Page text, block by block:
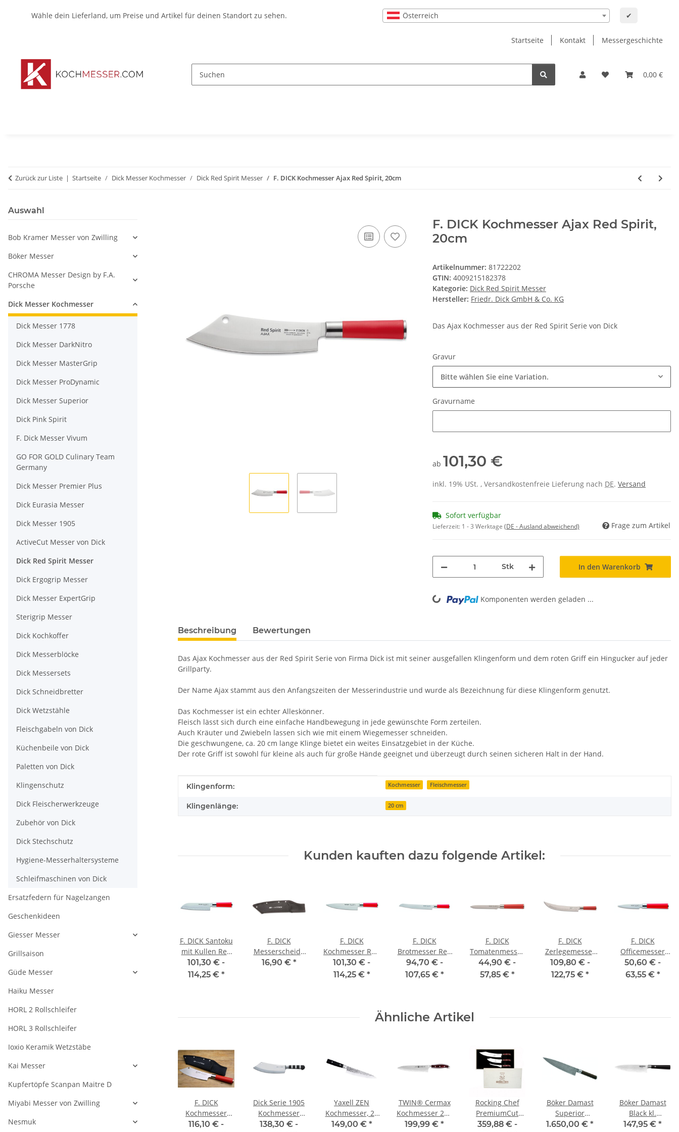
Wähle dein Lieferland, um Preise und Artikel für deinen Standort zu sehen. Österreich ✔
Startseite Kontakt Messergeschichte
0,00 €
Zurück zur Liste Startseite Dick Messer Kochmesser Dick Red Spirit Messer F. DICK Kochmesser Ajax Red Spirit, 20cm
F. DICK Kochmesser Ajax Red Spirit,
20cm
Artikelnummer: 81722202
GTIN: 4009215182378
Kategorie: Dick Red Spirit Messer
Hersteller: Friedr. Dick GmbH & Co. KG
Das Ajax Kochmesser aus der Red Spirit Serie von Dick
Gravur
Bitte wählen Sie eine Variation.
Gravurname
ab 101,30 €
inkl. 19% USt. , Versandkostenfreie Lieferung nach DE. Versand
Sofort verfügbar
Lieferzeit: 1 - 3 Werktage (DE - Ausland abweichend) Frage zum Artikel
Stk In den Warenkorb
Loading... Komponenten werden geladen ...
Beschreibung Bewertungen
Das Ajax Kochmesser aus der Red Spirit Serie von Firma Dick ist mit seiner ausgefallen Klingenform und dem roten Griff ein Hingucker auf jeder
Grillparty.
Der Name Ajax stammt aus den Anfangszeiten der Messerindustrie und wurde als Bezeichnung für diese Klingenform genutzt.
Das Kochmesser ist ein echter Alleskönner.
Fleisch lässt sich durch eine einfache Handbewegung in jede gewünschte Form zerteilen.
Auch Kräuter und Zwiebeln lassen sich wie mit einem Wiegemesser schneiden.
Die geschwungene, ca. 20 cm lange Klinge bietet ein weites Einsatzgebiet in der Küche.
Der rote Griff ist sowohl für kleine als auch für große Hände geeignet und überzeugt durch seinen sicheren Halt in der Hand.
Produkteigenschaft
Wert
Klingenform: Kochmesser Fleischmesser
Klingenlänge: 20 cm
Kunden kauften dazu folgende Artikel:
F. DICK Santoku
mit Kullen Red
Spirit, 18 cm
101,30 € -
114,25 € *
F. DICK
Messerscheide
für Red Spirit
16,90 € *
F. DICK
Kochmesser Red
Spirit, 21 cm
101,30 € -
114,25 € *
F. DICK
Brotmesser Red
Spirit, 26 cm
94,70 € -
107,65 € *
F. DICK
Tomatenmesser
Red Spirit, 13
cm
44,90 € -
57,85 € *
F. DICK
Zerlegemesser
mit Kullenschliff
Hektor Red
109,80 € -
122,75 € *
F. DICK
Officemesser
Red Spirit, 9 cm
50,60 € -
63,55 € *
Ähnliche Artikel
Giesser
Giesser
30 cm
127,68 €
F. DICK
Kochmesser
Ajax Red Spirit
116,10 € -
Dick Serie 1905
Kochmesser
Ajax
138,30 € -
Yaxell ZEN
Kochmesser, 21
cm
149,00 € *
TWIN® Cermax
Kochmesser 200
mm Zwilling
199,99 € *
Rocking Chef
PremiumCut
Messerset 3-tlg.
359,88 € -
Böker Damast
Superior
Kochmesser mit
1.650,00 € *
Böker Damast
Black kl.
Kochmesser
147,95 € *
Auswahl
Bob Kramer Messer von Zwilling
Böker Messer
CHROMA Messer Design by F.A.
Porsche
Dick Messer Kochmesser
Dick Messer 1778
Dick Messer DarkNitro
Dick Messer MasterGrip
Dick Messer ProDynamic
Dick Messer Superior
Dick Pink Spirit
F. Dick Messer Vivum
GO FOR GOLD Culinary Team
Germany
Dick Messer Premier Plus
Dick Eurasia Messer
Dick Messer 1905
ActiveCut Messer von Dick
Dick Red Spirit Messer
Dick Ergogrip Messer
Dick Messer ExpertGrip
Sterigrip Messer
Dick Kochkoffer
Dick Messerblöcke
Dick Messersets
Dick Schneidbretter
Dick Wetzstähle
Fleischgabeln von Dick
Küchenbeile von Dick
Paletten von Dick
Klingenschutz
Dick Fleischerwerkzeuge
Zubehör von Dick
Dick Stechschutz
Hygiene-Messerhaltersysteme
Schleifmaschinen von Dick
Ersatzfedern für Nagelzangen
Geschenkideen
Giesser Messer
Grillsaison
Güde Messer
Haiku Messer
HORL 2 Rollschleifer
HORL 3 Rollschleifer
Ioxio Keramik Wetzstäbe
Kai Messer
Kupfertöpfe Scanpan Maitre D
Miyabi Messer von Zwilling
Nesmuk